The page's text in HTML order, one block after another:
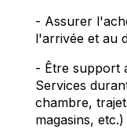
- Assurer
l'arrivée et au
- Être support
Services
chambre,
magasins, etc.)